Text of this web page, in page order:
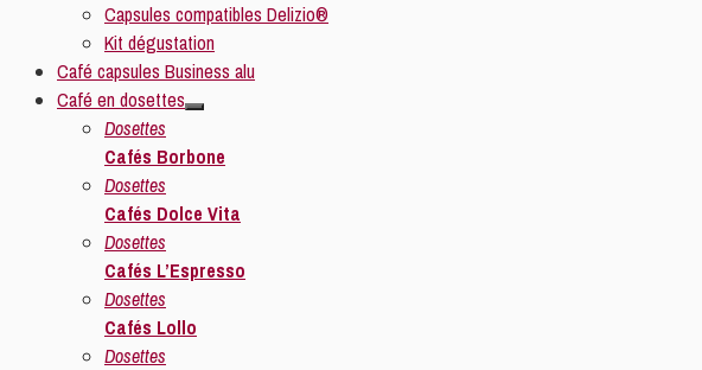
Capsules compatibles Delizio®
Kit dégustation
Café capsules Business alu
Café en dosettes
Dosettes
Cafés Borbone
Dosettes
Cafés Dolce Vita
Dosettes
Cafés L’Espresso
Dosettes
Cafés Lollo
Dosettes